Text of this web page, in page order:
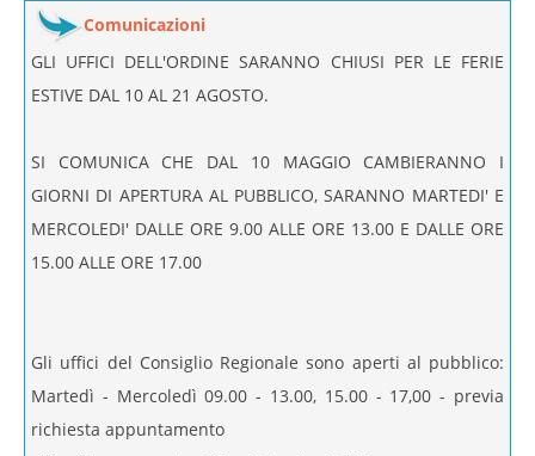
Amministrazione trasparente
Comunicazioni
GLI UFFICI DELL'ORDINE SARANNO CHIUSI PER LE FERIE
ESTIVE DAL 10 AL 21 AGOSTO.
SI COMUNICA CHE DAL 10 MAGGIO CAMBIERANNO I
GIORNI DI APERTURA AL PUBBLICO, SARANNO MARTEDI' E
MERCOLEDI' DALLE ORE 9.00 ALLE ORE 13.00 E DALLE ORE
15.00 ALLE ORE 17.00
Gli uffici del Consiglio Regionale sono aperti al pubblico:
Martedì - Mercoledì 09.00 - 13.00, 15.00 - 17,00 - previa
richiesta appuntamento